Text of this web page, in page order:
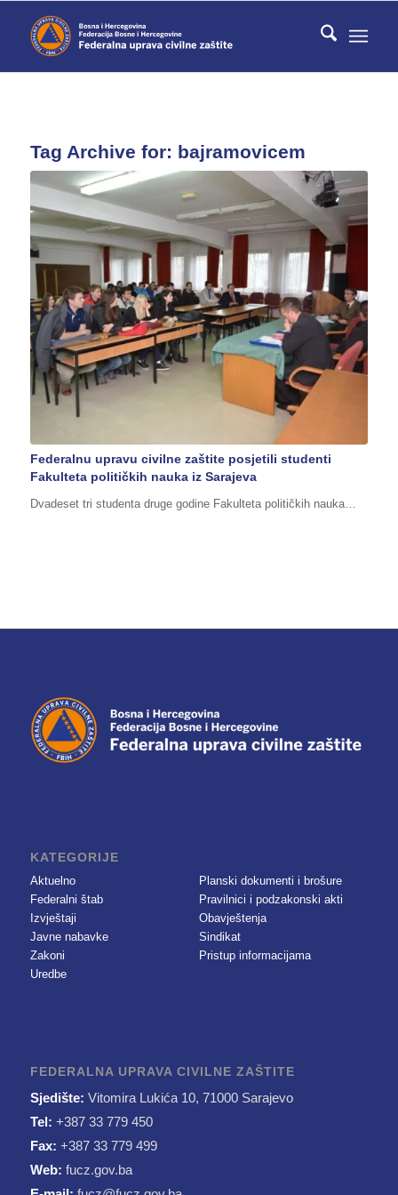
Tag Archive for: bajramovicem
Federalnu upravu civilne zaštite posjetili studenti
Fakulteta političkih nauka iz Sarajeva
Dvadeset tri studenta druge godine Fakulteta političkih nauka…
KATEGORIJE
Aktuelno
Federalni štab
Izvještaji
Javne nabavke
Zakoni
Uredbe
Planski dokumenti i brošure
Pravilnici i podzakonski akti
Obavještenja
Sindikat
Pristup informacijama
FEDERALNA UPRAVA CIVILNE ZAŠTITE
Sjedište: Vitomira Lukića 10, 71000 Sarajevo
Tel: +387 33 779 450
Fax: +387 33 779 499
Web: fucz.gov.ba